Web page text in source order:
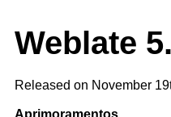
Weblate
Released on November
Aprimoramentos